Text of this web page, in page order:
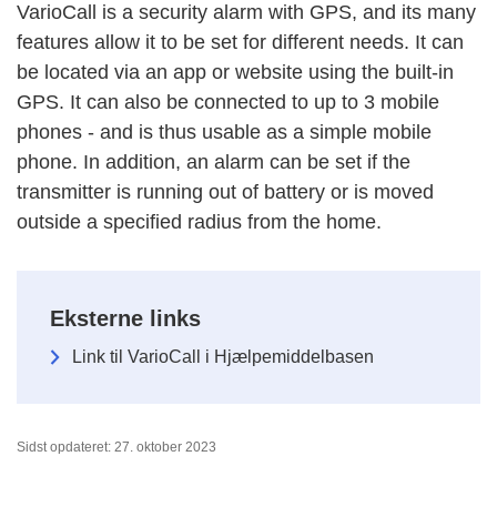
VarioCall is a security alarm with GPS, and its many
features allow it to be set for different needs. It can
be located via an app or website using the built-in
GPS. It can also be connected to up to 3 mobile
phones - and is thus usable as a simple mobile
phone. In addition, an alarm can be set if the
transmitter is running out of battery or is moved
outside a specified radius from the home.
Eksterne links
Link til VarioCall i Hjælpemiddelbasen
Sidst opdateret: 27. oktober 2023